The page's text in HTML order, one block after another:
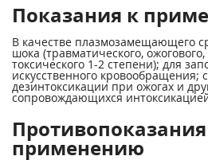
Показания к
В качестве плазмозамещающего
шока (травматического,
токсического 1-2 степени); для
искусственного кровообращения;
дезинтоксикации при ожогах и
сопровождающихся
применению